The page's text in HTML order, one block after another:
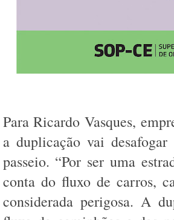
Para Ricardo Vasques,
a duplicação vai
passeio. “Por ser uma
conta do fluxo de carros,
considerada perigosa. A